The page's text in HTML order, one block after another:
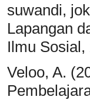
suwandi,
Lapangan
Ilmu Sosial,
Veloo, A.